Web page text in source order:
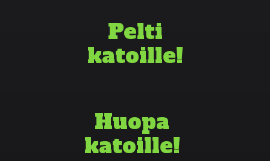
Pelti
katoille!
Huopa
katoille!